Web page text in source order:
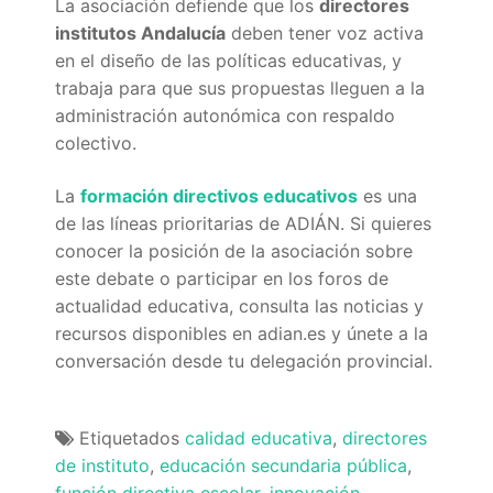
La asociación defiende que los directores
institutos Andalucía deben tener voz activa
en el diseño de las políticas educativas, y
trabaja para que sus propuestas lleguen a la
administración autonómica con respaldo
colectivo.
La formación directivos educativos es una
de las líneas prioritarias de ADIÁN. Si quieres
conocer la posición de la asociación sobre
este debate o participar en los foros de
actualidad educativa, consulta las noticias y
recursos disponibles en adian.es y únete a la
conversación desde tu delegación provincial.
Etiquetados calidad educativa, directores
de instituto, educación secundaria pública,